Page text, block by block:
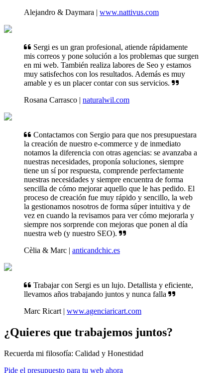
Alejandro & Daymara | www.nattivus.com
Sergi es un gran profesional, atiende rápidamente
mis correos y pone solución a los problemas que surgen
en mi web. También realiza labores de Seo y estamos
muy satisfechos con los resultados. Además es muy
amable y es un placer contar con sus servicios.
Rosana Carrasco | naturalwil.com
Contactamos con Sergio para que nos presupuestara
la creación de nuestro e-commerce y de inmediato
notamos la diferencia con otras agencias: se avanzaba a
nuestras necesidades, proponía soluciones, siempre
tiene un sí por respuesta, comprende perfectamente
nuestras necesidades y siempre encuentra de forma
sencilla de cómo mejorar aquello que le has pedido. El
proceso de creación fue muy rápido y sencillo, la web
la gestionamos nosotros de forma súper intuitiva y de
vez en cuando la revisamos para ver cómo mejorarla y
siempre nos sorprende con mejoras que ponen al día
nuestra web (y nuestro SEO).
Cèlia & Marc | anticandchic.es
Trabajar con Sergi es un lujo. Detallista y eficiente,
llevamos años trabajando juntos y nunca falla
Marc Ricart | www.agenciaricart.com
¿Quieres que trabajemos juntos?
Recuerda mi filosofía: Calidad y Honestidad
Pide el presupuesto para tu web ahora